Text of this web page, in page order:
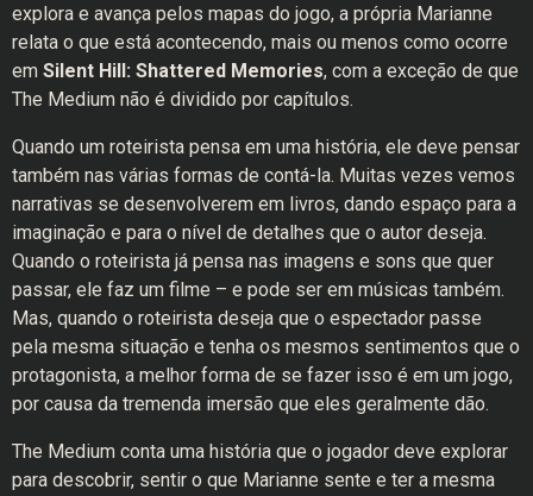
explora e avança pelos mapas do jogo, a própria Marianne
relata o que está acontecendo, mais ou menos como ocorre
em Silent Hill: Shattered Memories, com a exceção de que
The Medium não é dividido por capítulos.
Quando um roteirista pensa em uma história, ele deve pensar
também nas várias formas de contá-la. Muitas vezes vemos
narrativas se desenvolverem em livros, dando espaço para a
imaginação e para o nível de detalhes que o autor deseja.
Quando o roteirista já pensa nas imagens e sons que quer
passar, ele faz um filme – e pode ser em músicas também.
Mas, quando o roteirista deseja que o espectador passe
pela mesma situação e tenha os mesmos sentimentos que o
protagonista, a melhor forma de se fazer isso é em um jogo,
por causa da tremenda imersão que eles geralmente dão.
The Medium conta uma história que o jogador deve explorar
para descobrir, sentir o que Marianne sente e ter a mesma